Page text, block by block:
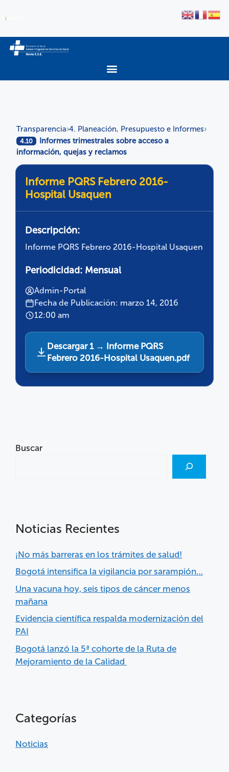
Transparencia›4. Planeación, Presupuesto e Informes›
4.10
Informes trimestrales sobre acceso a
información, quejas y reclamos
Informe PQRS Febrero 2016-
Hospital Usaquen
Descripción:
Informe PQRS Febrero 2016-Hospital Usaquen
Periodicidad: Mensual
Admin-Portal
Fecha de Publicación: marzo 14, 2016
12:00 am
Descargar 1 → Informe PQRS
Febrero 2016-Hospital Usaquen.pdf
Buscar
Noticias Recientes
¡No más barreras en los trámites de salud!
Bogotá intensifica la vigilancia por sarampión…
Una vacuna hoy, seis tipos de cáncer menos
mañana
Evidencia científica respalda modernización del
PAI
Bogotá lanzó la 5ª cohorte de la Ruta de
Mejoramiento de la Calidad
Categorías
Noticias